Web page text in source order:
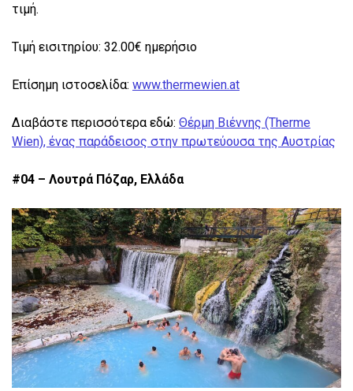
τιμή.
Τιμή εισιτηρίου: 32.00€ ημερήσιο
Επίσημη ιστοσελίδα: www.thermewien.at
Διαβάστε περισσότερα εδώ: Θέρμη Βιέννης (Therme
Wien), ένας παράδεισος στην πρωτεύουσα της Αυστρίας
#04 – Λουτρά Πόζαρ, Ελλάδα